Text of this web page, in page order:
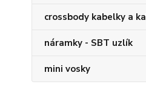
crossbody kabelky a
náramky - SBT uzlík
mini vosky